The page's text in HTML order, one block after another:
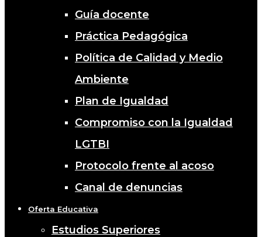
Guía docente
Práctica Pedagógica
Política de Calidad y Medio
Ambiente
Plan de Igualdad
Compromiso con la Igualdad
LGTBI
Protocolo frente al acoso
Canal de denuncias
Oferta Educativa
Estudios Superiores